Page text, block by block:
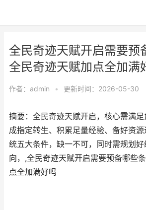
全民奇迹天赋开启需要预
全民奇迹天赋加点全加满
作者： admin • 更新时间：2026-05-30
摘要：全民奇迹天赋开启，核心需满
成指定转生、积累足量经验、备好资
统五大条件，缺一不可，同时需规划
向，,全民奇迹天赋开启需要预备哪些
点全加满好吗